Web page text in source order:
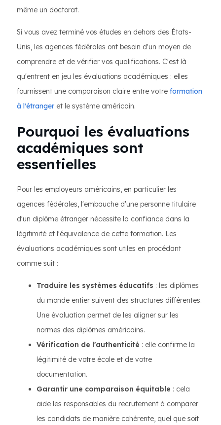
même un doctorat.
Si vous avez terminé vos études en dehors des États-
Unis, les agences fédérales ont besoin d'un moyen de
comprendre et de vérifier vos qualifications. C'est là
qu'entrent en jeu les évaluations académiques : elles
fournissent une comparaison claire entre votre formation
à l'étranger et le système américain.
Pourquoi les évaluations
académiques sont
essentielles
Pour les employeurs américains, en particulier les
agences fédérales, l'embauche d'une personne titulaire
d'un diplôme étranger nécessite la confiance dans la
légitimité et l'équivalence de cette formation. Les
évaluations académiques sont utiles en procédant
comme suit :
Traduire les systèmes éducatifs : les diplômes
du monde entier suivent des structures différentes.
Une évaluation permet de les aligner sur les
normes des diplômes américains.
Vérification de l'authenticité : elle confirme la
légitimité de votre école et de votre
documentation.
Garantir une comparaison équitable : cela
aide les responsables du recrutement à comparer
les candidats de manière cohérente, quel que soit